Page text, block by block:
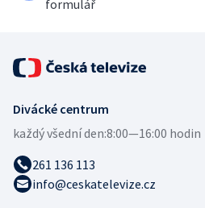
formulář
Divácké centrum
každý všední den:8:00—16:00 hodin
261 136 113
info@ceskatelevize.cz